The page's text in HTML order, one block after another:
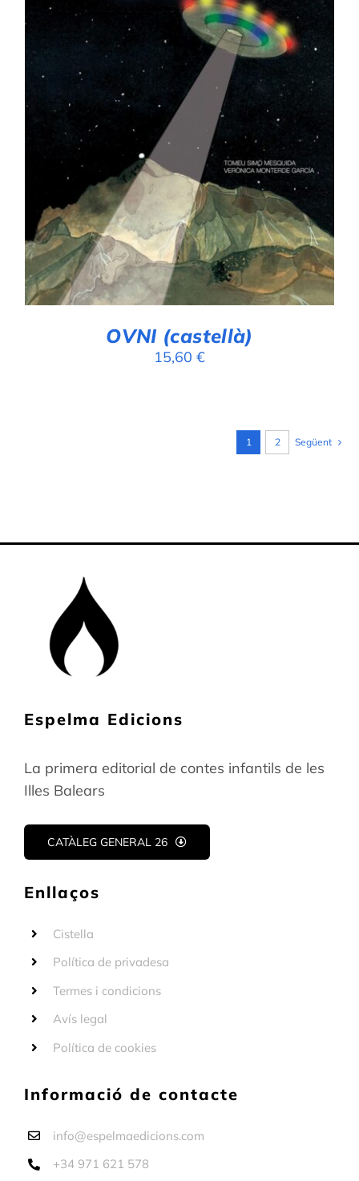
AFEGEIX A LA CISTELLA
DETALLS
OVNI (castellà)
15,60 €
1 2 Següent
Espelma Edicions
La primera editorial de contes infantils de les
Illes Balears
CATÀLEG GENERAL 26
Enllaços
Cistella
Política de privadesa
Termes i condicions
Avís legal
Política de cookies
Informació de contacte
info@espelmaedicions.com
+34 971 621 578